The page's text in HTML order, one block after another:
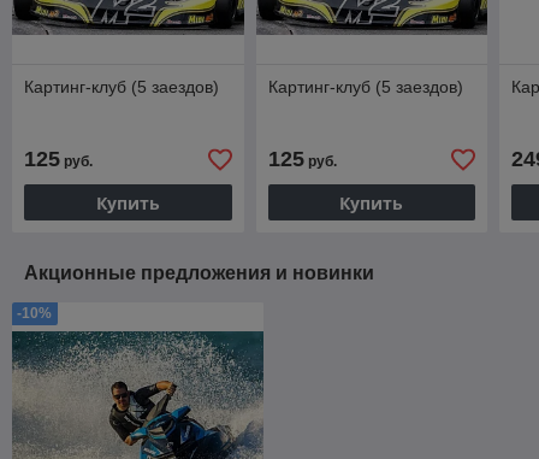
Картинг-клуб (5 заездов)
125 руб.
Купить
Картинг-клуб (5 заездов)
125руб.
Купить
Акционные предложения и новинки
-10%